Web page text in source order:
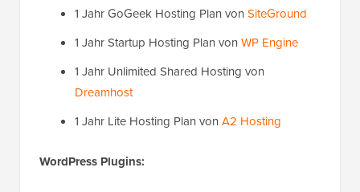
1 Jahr GoGeek Hosting Plan von SiteGround
1 Jahr Startup Hosting Plan von WP Engine
1 Jahr Unlimited Shared Hosting von
Dreamhost
1 Jahr Lite Hosting Plan von A2 Hosting
WordPress Plugins: